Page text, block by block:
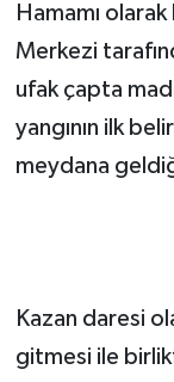
Hamamı
Merkezi
ufak çapta
yangının ilk
meydana
Kazan daresi
gitmesi ile